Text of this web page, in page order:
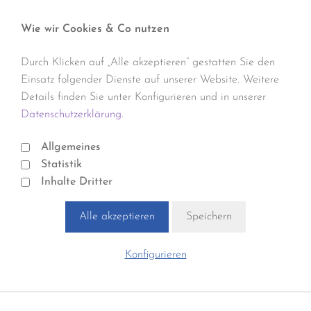
Wie wir Cookies & Co nutzen
Durch Klicken auf „Alle akzeptieren“ gestatten Sie den
Einsatz folgender Dienste auf unserer Website. Weitere
Details finden Sie unter Konfigurieren und in unserer
Datenschutzerklärung.
Allgemeines
Statistik
Inhalte Dritter
Alle akzeptieren Speichern
Konfigurieren